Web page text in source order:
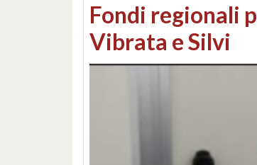
Montesilvano,
lungomare:
abusiva